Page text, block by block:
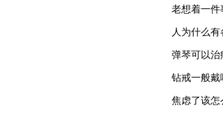
老想着一
人为什么
弹琴可以
钻戒一般
焦虑了该怎